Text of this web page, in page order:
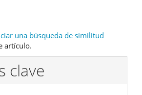
una búsqueda de similitud
artículo.
clave